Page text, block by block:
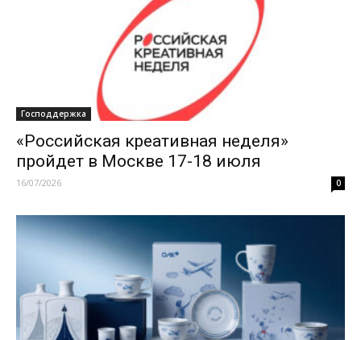
Господдержка
«Российская креативная неделя»
пройдет в Москве 17-18 июля
16/07/2026 0